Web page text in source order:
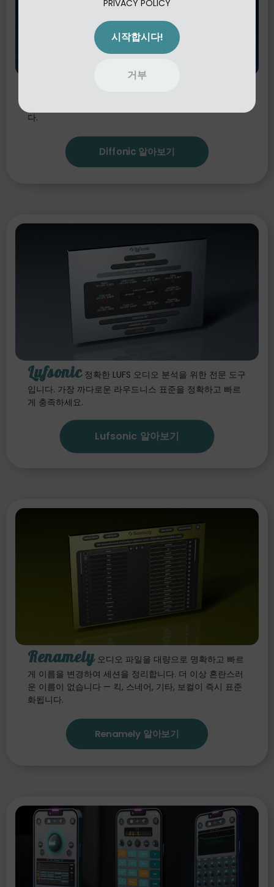
PRIVACY POLICY
시작합시다!
거부
다.
Diffonic 알아보기
Lufsonic 정확한 LUFS 오디오 분석을 위한 전문 도구
입니다. 가장 까다로운 라우드니스 표준을 정확하고 빠르
게 충족하세요.
Lufsonic 알아보기
Renamely 오디오 파일을 대량으로 명확하고 빠르
게 이름을 변경하여 세션을 정리합니다. 더 이상 혼란스러
운 이름이 없습니다 — 킥, 스네어, 기타, 보컬이 즉시 표준
화됩니다.
Renamely 알아보기